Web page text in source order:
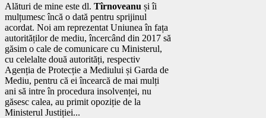
Alături de mine este dl. Tîrnoveanu și îi
mulțumesc încă o dată pentru sprijinul
acordat. Noi am reprezentat Uniunea în fața
autorităților de mediu, încercând din 2017 să
găsim o cale de comunicare cu Ministerul,
cu celelalte două autorități, respectiv
Agenția de Protecție a Mediului și Garda de
Mediu, pentru că ei încearcă de mai mulți
ani să intre în procedura insolvenței, nu
găsesc calea, au primit opoziție de la
Ministerul Justiției...